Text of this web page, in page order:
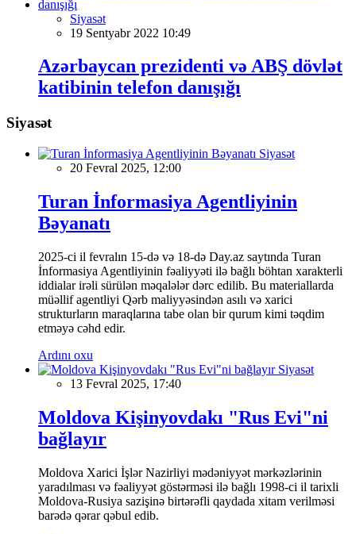
Siyasət
19 Sentyabr 2022 10:49
Azərbaycan prezidenti və ABŞ dövlət
katibinin telefon danışığı
Siyasət
Siyasət
20 Fevral 2025, 12:00
Turan İnformasiya Agentliyinin
Bəyanatı
2025-ci il fevralın 15-də və 18-də Day.az saytında Turan
İnformasiya Agentliyinin fəaliyyəti ilə bağlı böhtan xarakterli
iddialar irəli sürülən məqalələr dərc edilib. Bu materiallarda
müəllif agentliyi Qərb maliyyəsindən asılı və xarici
strukturların maraqlarına tabe olan bir qurum kimi təqdim
etməyə cəhd edir.
Ardını oxu
Siyasət
13 Fevral 2025, 17:40
Moldova Kişinyovdakı "Rus Evi"ni
bağlayır
Moldova Xarici İşlər Nazirliyi mədəniyyət mərkəzlərinin
yaradılması və fəaliyyət göstərməsi ilə bağlı 1998-ci il tarixli
Moldova-Rusiya sazişinə birtərəfli qaydada xitam verilməsi
barədə qərar qəbul edib.